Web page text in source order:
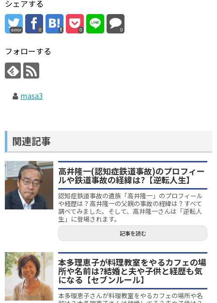
シェアする
error 0 0 0
フォローする
masa3
関連記事
高井隆一(認知症鉄道事故)のプロフィー
ルや鉄道事故の経緯は?【逆転人生】
認知症鉄道事故の遺族「高井隆一」のプロフィール
や経歴は？高井隆一の父親の事故の経緯は？すべて
調べてみました。そして、高井隆一さんは「逆転人
生」に登場されます。
記事を読む
本多理恵子が料理教室をやるカフェの場
所や名前は?結婚と夫や子供と経歴も気
になる【セブンルール】
本多理恵子さんが料理教室をやるカフェの場所や名